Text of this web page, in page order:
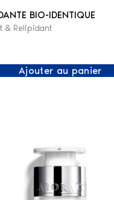
BIO-IDENTIQUE
& Relipidant
Ajouter au panier